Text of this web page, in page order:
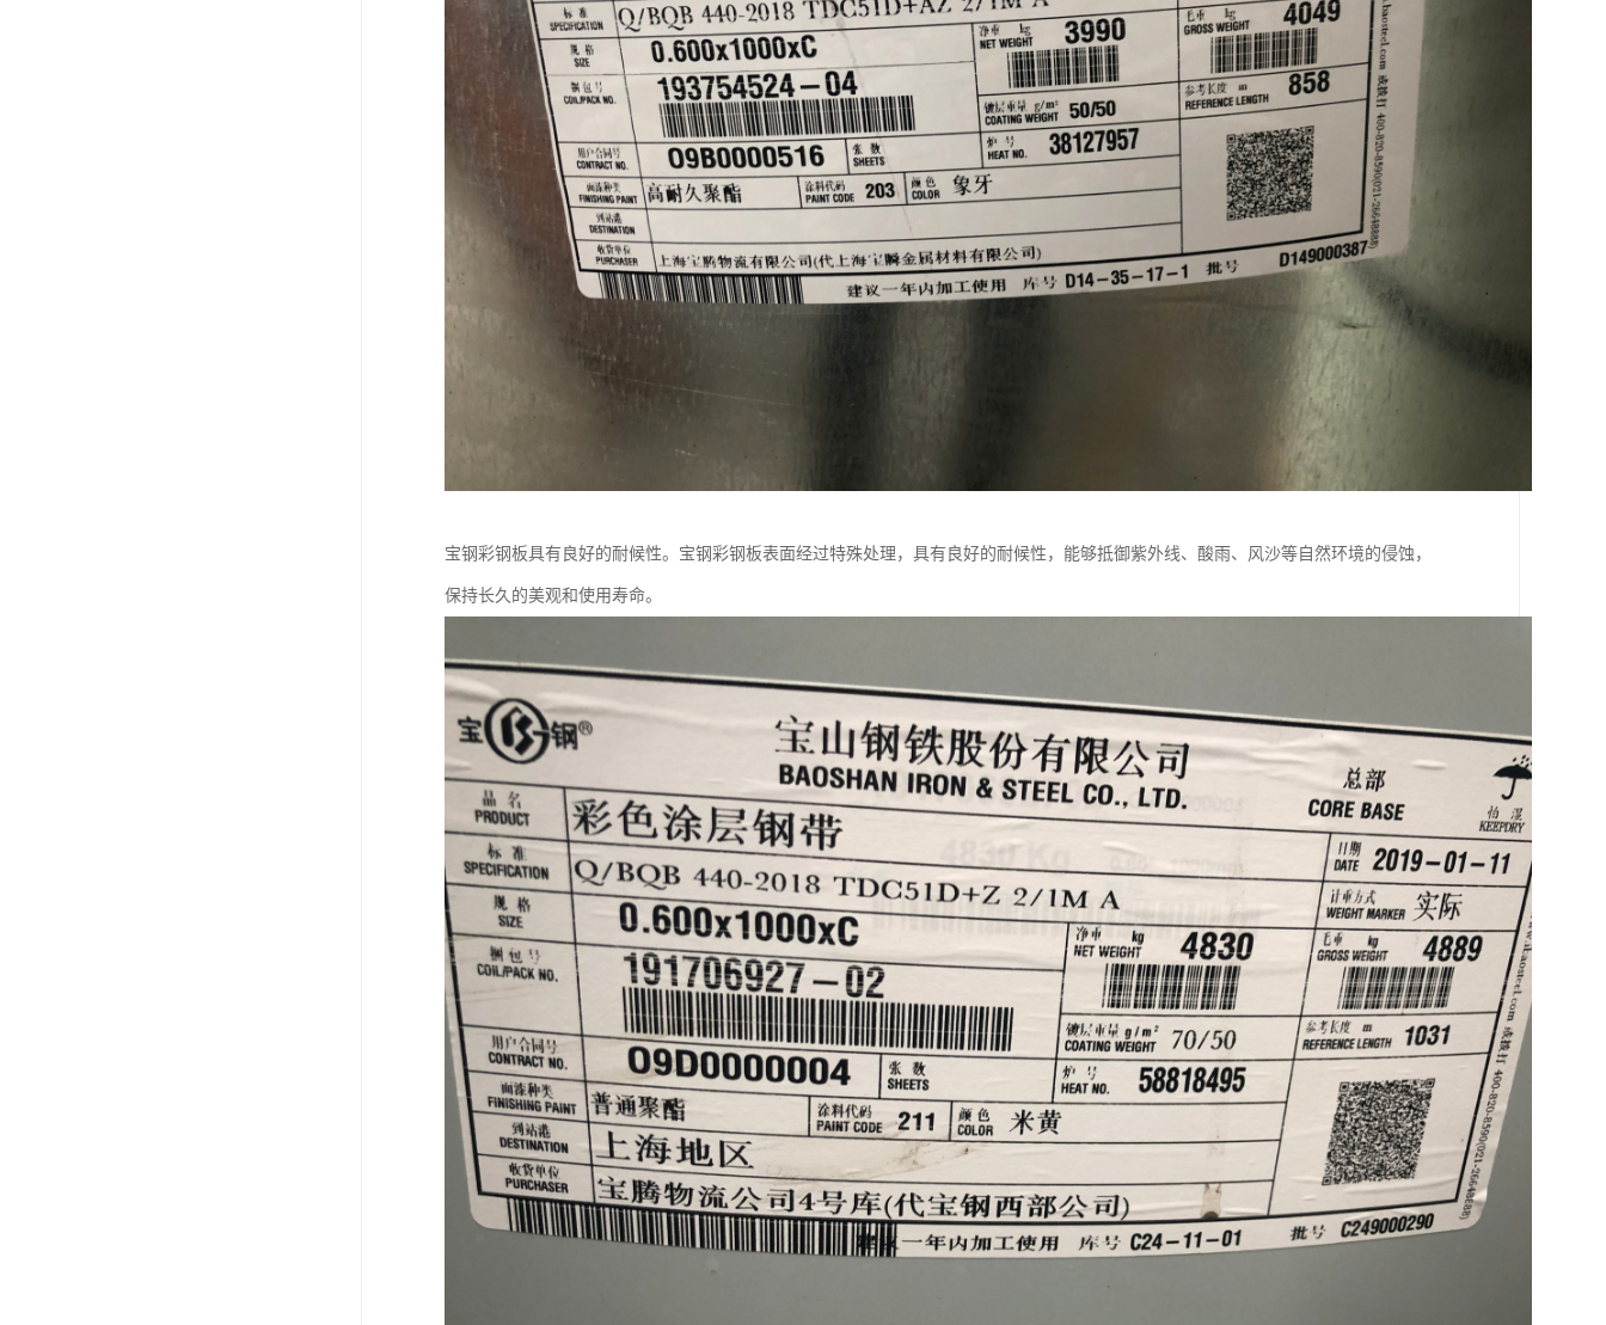
宝钢彩钢板具有良好的耐候性。宝钢彩钢板表面经过特殊处理，具有良好的耐候性，能够抵御紫外线、酸雨、风沙等自然环境的侵蚀，
保持长久的美观和使用寿命。